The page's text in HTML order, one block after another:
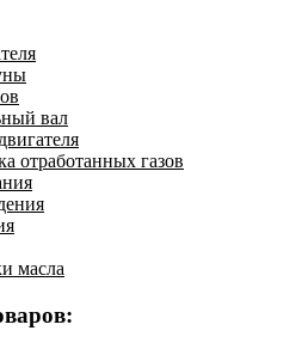
вал
отработанных газов
масла